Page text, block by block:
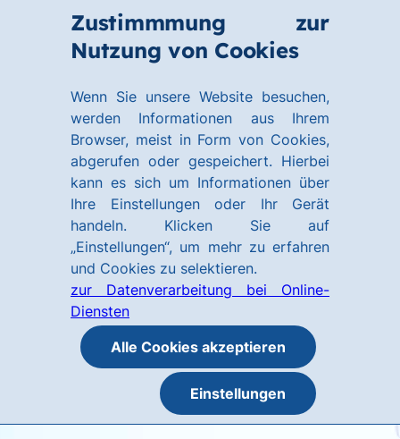
Zustimmmung zur
Nutzung von Cookies
Wenn Sie unsere Website besuchen,
werden Informationen aus Ihrem
Browser, meist in Form von Cookies,
abgerufen oder gespeichert. Hierbei
kann es sich um Informationen über
Ihre Einstellungen oder Ihr Gerät
handeln. Klicken Sie auf
„Einstellungen“, um mehr zu erfahren
und Cookies zu selektieren.
zur Datenverarbeitung bei Online-
Diensten
Alle Cookies akzeptieren
Einstellungen
Hauptinhalt